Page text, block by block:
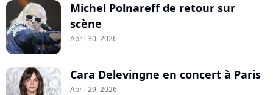
Michel Polnareff de retour sur
scène
April 30, 2026
Cara Delevingne en concert à Paris
April 29, 2026